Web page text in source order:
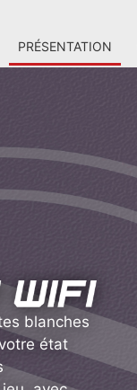
PRÉSENTATION
blanches
état